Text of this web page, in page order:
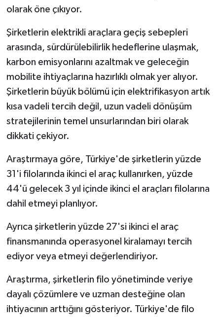
olarak öne çıkıyor.
Şirketlerin elektrikli araçlara geçiş sebepleri
arasında, sürdürülebilirlik hedeflerine ulaşmak,
karbon emisyonlarını azaltmak ve geleceğin
mobilite ihtiyaçlarına hazırlıklı olmak yer alıyor.
Şirketlerin büyük bölümü için elektrifikasyon artık
kısa vadeli tercih değil, uzun vadeli dönüşüm
stratejilerinin temel unsurlarından biri olarak
dikkati çekiyor.
Araştırmaya göre, Türkiye'de şirketlerin yüzde
31'i filolarında ikinci el araç kullanırken, yüzde
44'ü gelecek 3 yıl içinde ikinci el araçları filolarına
dahil etmeyi planlıyor.
Ayrıca şirketlerin yüzde 27'si ikinci el araç
finansmanında operasyonel kiralamayı tercih
ediyor veya etmeyi değerlendiriyor.
Araştırma, şirketlerin filo yönetiminde veriye
dayalı çözümlere ve uzman desteğine olan
ihtiyacının arttığını gösteriyor. Türkiye'de filo